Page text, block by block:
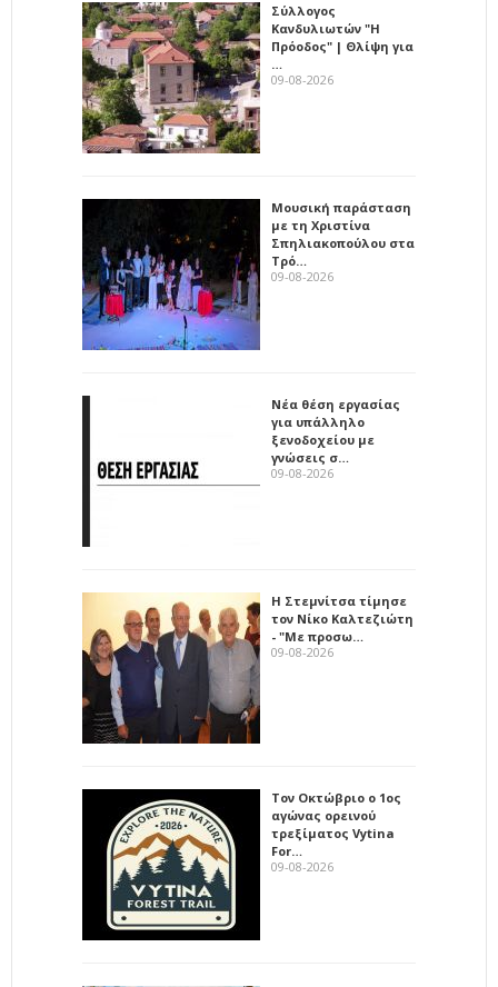
Σύλλογος
Κανδυλιωτών "Η
Πρόοδος" | Θλίψη για
…
09-08-2026
Μουσική παράσταση
με τη Χριστίνα
Σπηλιακοπούλου στα
Τρό…
09-08-2026
Νέα θέση εργασίας
για υπάλληλο
ξενοδοχείου με
γνώσεις σ…
09-08-2026
Η Στεμνίτσα τίμησε
τον Νίκο Καλτεζιώτη
- "Με προσω…
09-08-2026
Τον Οκτώβριο ο 1ος
αγώνας ορεινού
τρεξίματος Vytina
For…
09-08-2026